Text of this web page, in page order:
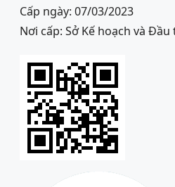
Cấp ngày: 07/03/2023
Nơi cấp: Sở Kế hoạch và